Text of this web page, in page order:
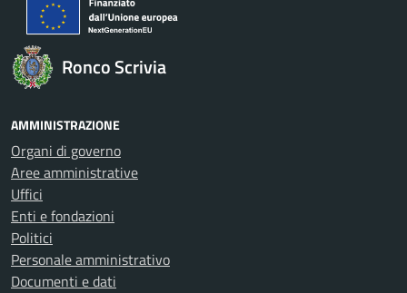
Ronco Scrivia
AMMINISTRAZIONE
Organi di governo
Aree amministrative
Uffici
Enti e fondazioni
Politici
Personale amministrativo
Documenti e dati